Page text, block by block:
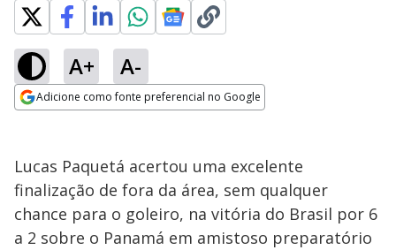
A+ A-
Adicione como fonte preferencial no Google
Lucas Paquetá acertou uma excelente
finalização de fora da área, sem qualquer
chance para o goleiro, na vitória do Brasil por 6
a 2 sobre o Panamá em amistoso preparatório